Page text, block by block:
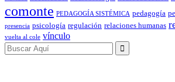
comonte PEDAGOGÍA SISTÉMICA pedagogía
presencia psicología regulación relaciones humanas
vuelta al cole vínculo
Search
for: